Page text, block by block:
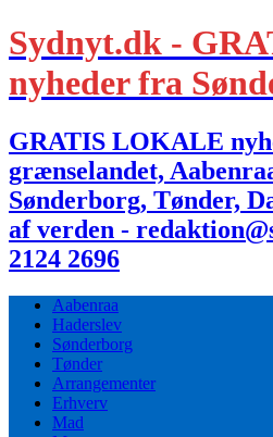
Sydnyt.dk -
nyheder fra
GRATIS LOKALE
grænselandet,
Sønderborg, Tønder,
af verden -
2124 2696
Aabenraa
Haderslev
Sønderborg
Tønder
Arrangementer
Erhverv
Mad